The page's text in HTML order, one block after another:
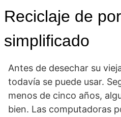
Reciclaje de
simplificado
Antes de desechar su
todavía se puede usar.
menos de cinco años,
bien. Las computadoras